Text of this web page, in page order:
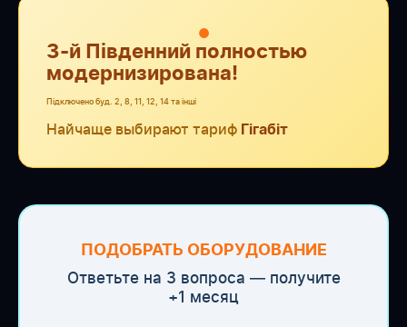
●
3-й Південний полностью
модернизирована!
Підключено буд. 2, 8, 11, 12, 14 та інші
Найчаще выбирают тариф Гігабіт
ПОДОБРАТЬ ОБОРУДОВАНИЕ
Ответьте на 3 вопроса — получите
+1 месяц